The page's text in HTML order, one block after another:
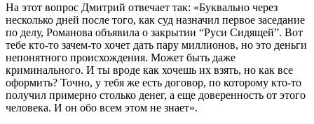
На этот вопрос Дмитрий отвечает так: «Буквально через
несколько дней после того, как суд назначил первое заседание
по делу, Романова объявила о закрытии “Руси Сидящей”. Вот
тебе кто-то зачем-то хочет дать пару миллионов, но это деньги
непонятного происхождения. Может быть даже
криминального. И ты вроде как хочешь их взять, но как все
оформить? Точно, у тебя же есть договор, по которому кто-то
получил примерно столько денег, а еще доверенность от этого
человека. И он обо всем этом не знает».